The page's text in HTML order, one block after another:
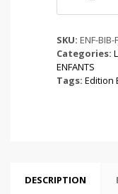
Hanouka
BD
quantity
SKU: ENF-BIB-
Categories:
ENFANTS
Tags: Edition
DESCRIPTION